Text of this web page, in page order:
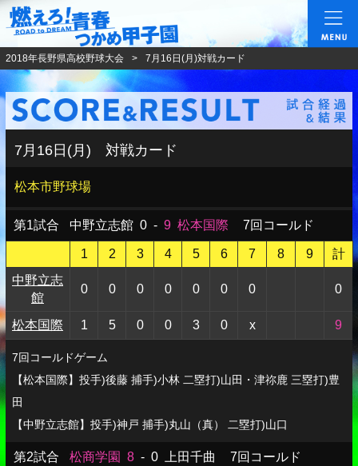
燃えろ!青春 つかめ
2018年長野県高校野球大会 7月16日(月)対戦カード
7月16日(月) 対戦カード
松本市野球場
第1試合 中野立志館 0 - 9 松本国際 7回コールド
1 2 3 4 5 6 7 8 9
計
中野立志
館
0 0 0 0 0 0 0 0
松本国際 1 5 0 0 3 0 x 9
7回コールドゲーム
【松本国際】投手)後藤 捕手)小林 二塁打)山田・津祢鹿 三塁打)豊
田
【中野立志館】投手)神戸 捕手)丸山（真） 二塁打)山口
第2試合 松商学園 8 - 0 上田千曲 7回コールド